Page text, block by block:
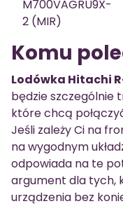
M700VAGRU9X-
2 (MIR)
Komu
Lodówka Hitachi
będzie szczególnie
które chcą
Jeśli zależy Ci na
na wygodnym
odpowiada na te
argument dla tych,
urządzenia bez